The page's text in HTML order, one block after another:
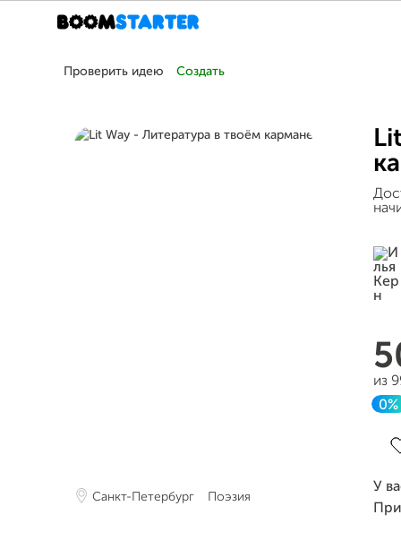
Проверить идею Создать
Санкт-Петербург Поэзия
из
0%
У